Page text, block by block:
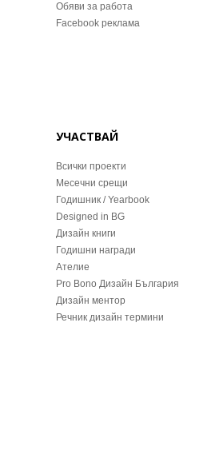
Обяви за работа
Facebook реклама
УЧАСТВАЙ
Всички проекти
Месечни срещи
Годишник / Yearbook
Designed in BG
Дизайн книги
Годишни награди
Ателие
Pro Bono Дизайн България
Дизайн ментор
Речник дизайн термини